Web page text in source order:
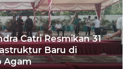
Catri Resmikan 31
Baru di
Agam